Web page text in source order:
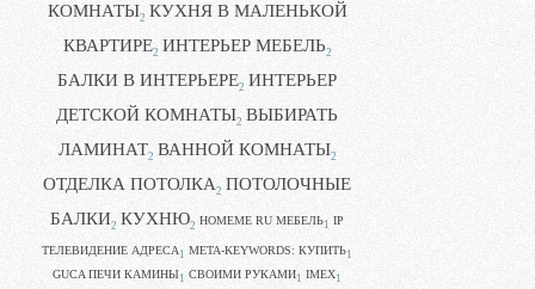
КОМНАТЫ2 КУХНЯ В МАЛЕНЬКОЙ
КВАРТИРЕ2 ИНТЕРЬЕР МЕБЕЛЬ2
БАЛКИ В ИНТЕРЬЕРЕ2 ИНТЕРЬЕР
ДЕТСКОЙ КОМНАТЫ2 ВЫБИРАТЬ
ЛАМИНАТ2 ВАННОЙ КОМНАТЫ2
ОТДЕЛКА ПОТОЛКА2 ПОТОЛОЧНЫЕ
БАЛКИ2 КУХНЮ2 HOMEME RU МЕБЕЛЬ1 IP
ТЕЛЕВИДЕНИЕ АДРЕСА 1 META-KEYWORDS: КУПИТЬ1
GUCA ПЕЧИ КАМИНЫ1 CВОИМИ РУКАМИ1 IMEX1